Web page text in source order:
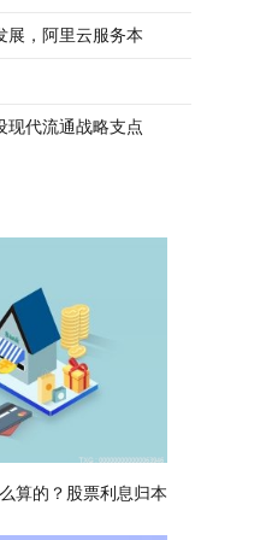
展，阿里云服务本
现代流通战略支点
算的？股票利息归本